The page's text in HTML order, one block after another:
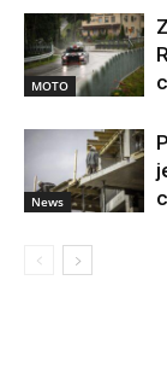
MOTO
News